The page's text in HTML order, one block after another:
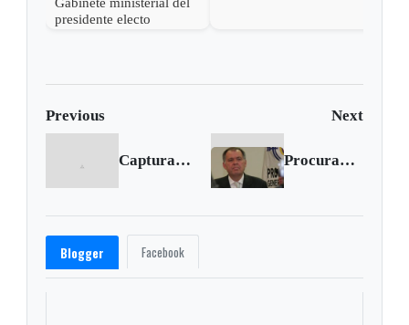
Gabinete ministerial del
presidente electo
Previous Next
Capturan a médico que violó al menos 10 niños, algunas de sus víctimas están en Boyacá Procurador critica actos criminales de las Farc
Blogger Facebook